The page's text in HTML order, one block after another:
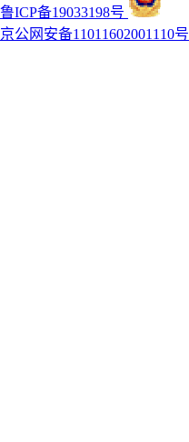
鲁ICP备19033198号
京公网安备11011602001110号